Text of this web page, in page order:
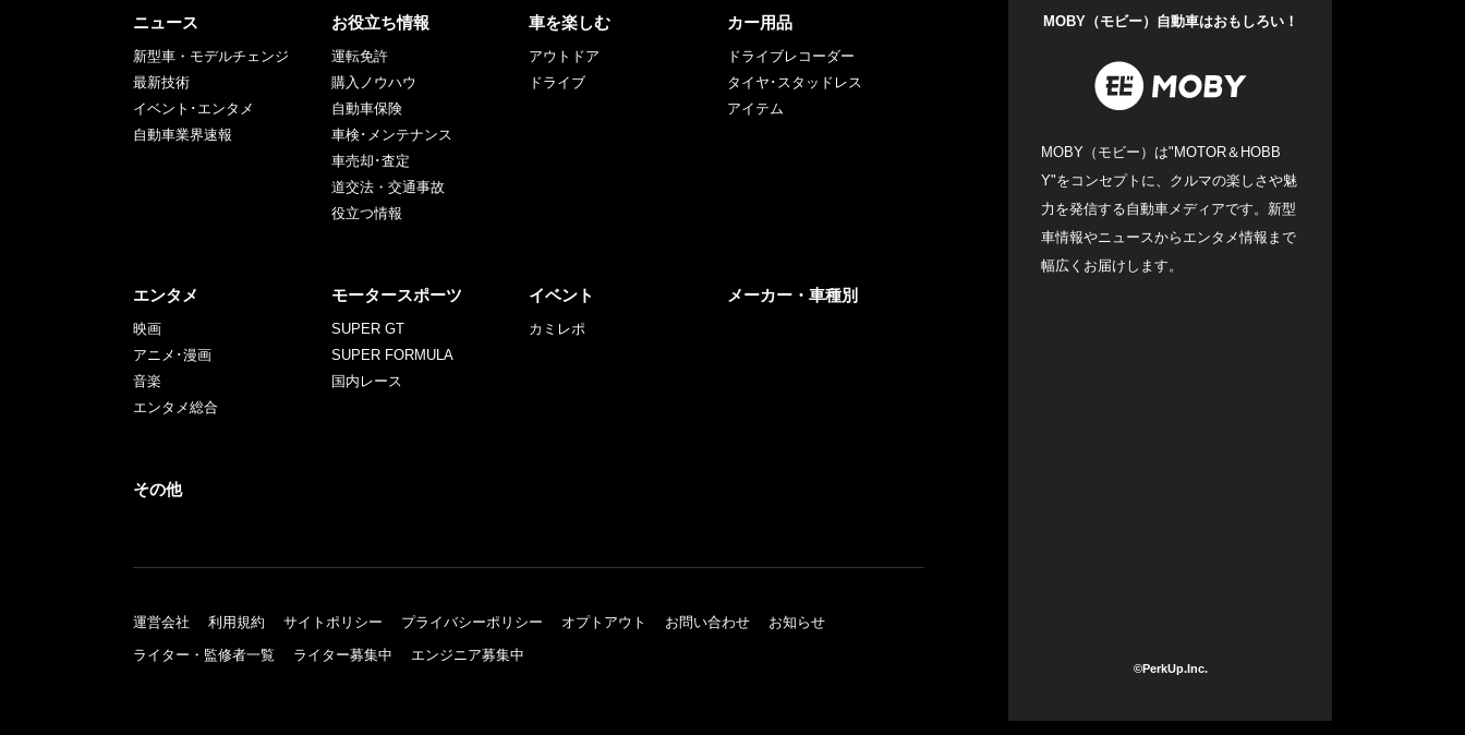
ニュース
新型車・モデルチェンジ
最新技術
イベント･エンタメ
自動車業界速報
お役立ち情報
運転免許
購入ノウハウ
自動車保険
車検･メンテナンス
車売却･査定
道交法・交通事故
役立つ情報
車を楽しむ
アウトドア
ドライブ
カー用品
ドライブレコーダー
タイヤ･スタッドレス
アイテム
エンタメ
映画
アニメ･漫画
音楽
エンタメ総合
モータースポーツ
SUPER GT
SUPER FORMULA
国内レース
イベント
カミレポ
メーカー・車種別
その他
運営会社 利用規約 サイトポリシー プライバシーポリシー オプトアウト お問い合わせ
お知らせ
ライター・監修者一覧
ライター募集中 エンジニア募集中
MOBY（モビー）自動車はおもしろい！
MOBY（モビー）は"MOTOR＆HOBB
Y"をコンセプトに、クルマの楽しさや魅
力を発信する自動車メディアです。新型
車情報やニュースからエンタメ情報まで
幅広くお届けします。
©PerkUp.Inc.